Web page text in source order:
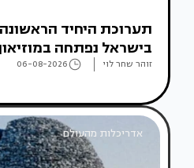
תערוכת היחיד
בישראל נפתחה
זוהר שחר לוי 06-08-2026
אדריכלות מהעולם